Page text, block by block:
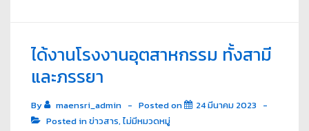
ได้งานโรงงานอุตสาหกรรม ทั้งสามี
และภรรยา
By maensri_admin Posted on
24 มีนาคม 2023
Posted inข่าวสาร, ไม่มีหมวดหมู่